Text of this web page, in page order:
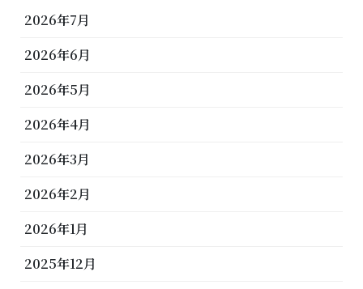
2026年7月
2026年6月
2026年5月
2026年4月
2026年3月
2026年2月
2026年1月
2025年12月